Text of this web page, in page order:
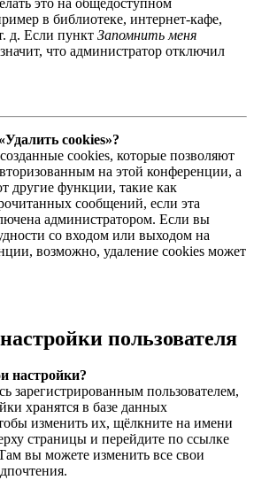
в библиотеке, интернет-кафе,
д. Если пункт Запомнить меня
значит, что администратор отключил
cookies»?
cookies, которые позволяют
на этой конференции, а
другие функции, такие как
сообщений, если эта
администратором. Если вы
со входом или выходом на
возможно, удаление cookies может
пользователя
настройки?
зарегистрированным пользователем,
хранятся в базе данных
изменить их, щёлкните на имени
страницы и перейдите по ссылке
вы можете изменить все свои